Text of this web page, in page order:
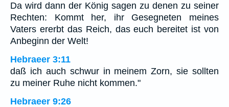
Da wird dann der König sagen zu denen zu seiner
Rechten: Kommt her, ihr Gesegneten meines
Vaters ererbt das Reich, das euch bereitet ist von
Anbeginn der Welt!
Hebraeer 3:11
daß ich auch schwur in meinem Zorn, sie sollten
zu meiner Ruhe nicht kommen."
Hebraeer 9:26